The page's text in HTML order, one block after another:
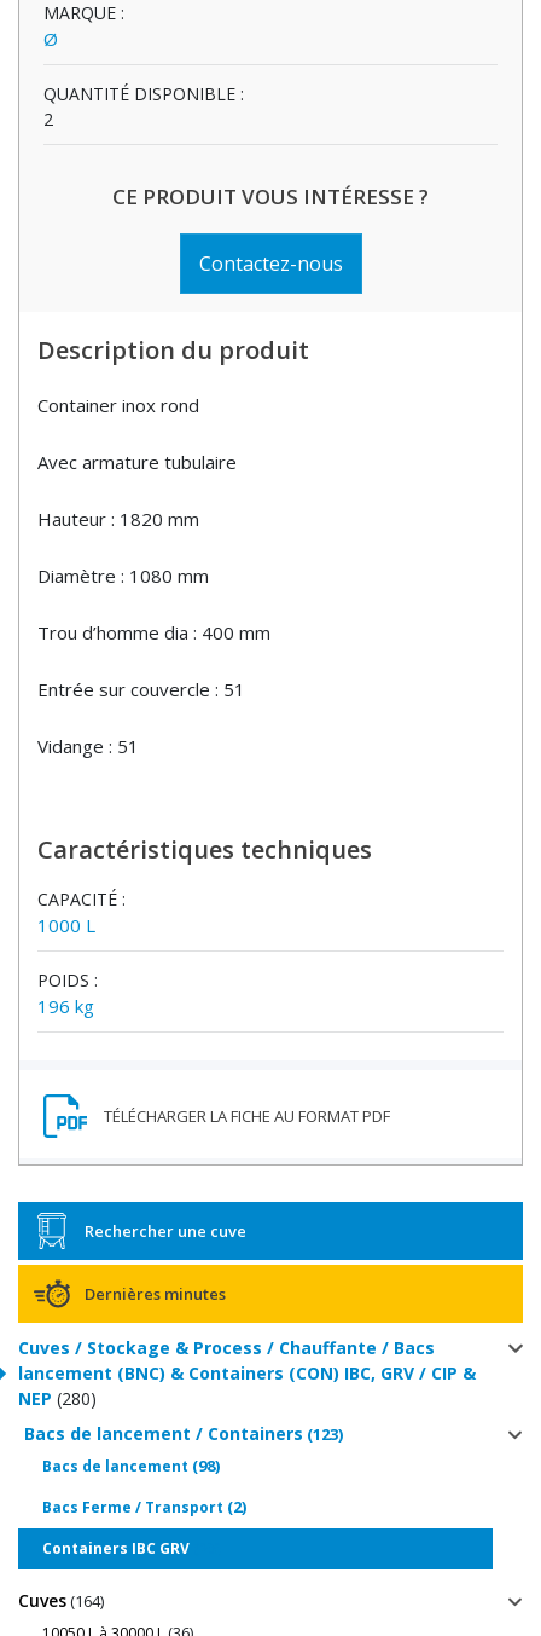
Rechercher une cuve
Dernières minutes
Cuves / Stockage & Process / Chauffante / Bacs
lancement (BNC) & Containers (CON) IBC, GRV / CIP &
NEP (280)
Bacs de lancement / Containers (123)
Bacs de lancement (98)
Bacs Ferme / Transport (2)
Containers IBC GRV
Cuves(164)
MARQUE :
Ø
QUANTITÉ DISPONIBLE :
2
CE PRODUIT VOUS INTÉRESSE ?
Contactez-nous
Description du produit
Container inox rond
Avec armature tubulaire
Hauteur : 1820 mm
Diamètre : 1080 mm
Trou d’homme dia : 400 mm
Entrée sur couvercle : 51
Vidange : 51
Caractéristiques techniques
CAPACITÉ :
1000 L
POIDS :
196 kg